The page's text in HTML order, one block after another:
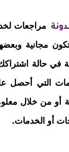
مراجعات
في حالة
التي أحصل
أو من خلال
أو الخدمات.